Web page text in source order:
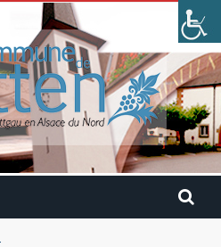
: Le Maroc en camping-car avec